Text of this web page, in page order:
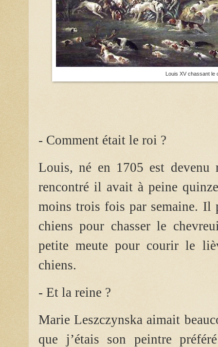
Louis XV chassant le
- Comment était le roi ?
Louis, né en 1705 est
rencontré il avait à peine
moins trois fois par semaine. Il
chiens pour chasser le
petite meute pour courir le
chiens.
- Et la reine ?
Marie Leszczynska aimait
que j’étais son peintre